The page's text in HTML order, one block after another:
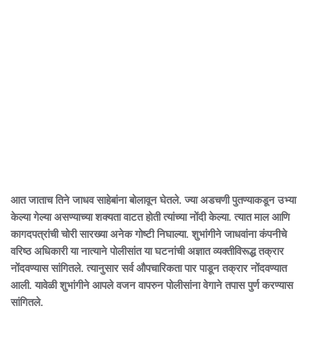
आत जाताच तिने जाधव साहेबांना बोलावून घेतले. ज्या अडचणी पुतण्याकडून उभ्या
केल्या गेल्या असण्याच्या शक्यता वाटत होती त्यांच्या नोंदी केल्या. त्यात माल आणि
कागदपत्रांची चोरी सारख्या अनेक गोष्टी निघाल्या. शुभांगीने जाधवांना कंपनीचे
वरिष्ठ अधिकारी या नात्याने पोलीसांत या घटनांची अज्ञात व्यक्तीविरूद्ध तक्रार
नोंदवण्यास सांगितले. त्यानुसार सर्व औपचारिकता पार पाडून तक्रार नोंदवण्यात
आली. यावेळी शुभांगीने आपले वजन वापरुन पोलीसांना वेगाने तपास पुर्ण करण्यास
सांगितले.